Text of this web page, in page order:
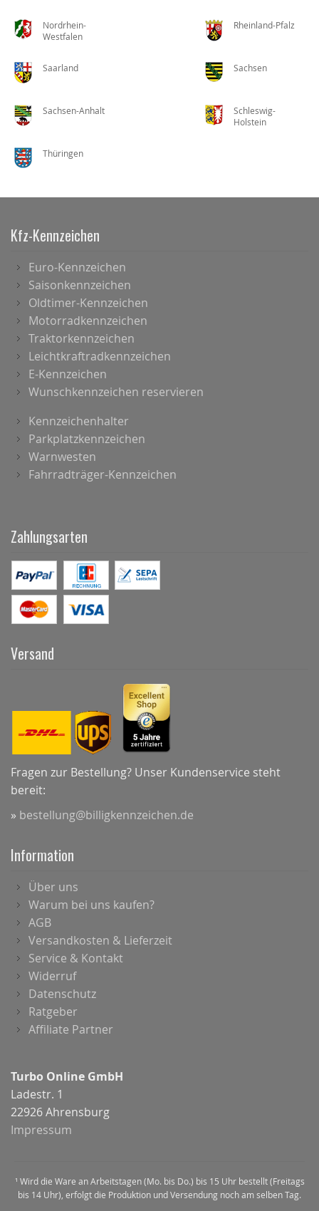
Nordrhein-
Westfalen
Rheinland-Pfalz
Saarland Sachsen
Sachsen-Anhalt
Schleswig-
Holstein
Thüringen
Kfz-Kennzeichen
Euro-Kennzeichen
Saisonkennzeichen
Oldtimer-Kennzeichen
Motorradkennzeichen
Traktorkennzeichen
Leichtkraftradkennzeichen
E-Kennzeichen
Wunschkennzeichen reservieren
Kennzeichenhalter
Parkplatzkennzeichen
Warnwesten
Fahrradträger-Kennzeichen
Zahlungsarten
Versand
Fragen zur Bestellung? Unser Kundenservice steht
bereit:
» bestellung@billigkennzeichen.de
Information
Über uns
Warum bei uns kaufen?
AGB
Versandkosten & Lieferzeit
Service & Kontakt
Widerruf
Datenschutz
Ratgeber
Affiliate Partner
Turbo Online GmbH
Ladestr. 1
22926 Ahrensburg
Impressum
¹ Wird die Ware an Arbeitstagen (Mo. bis Do.) bis 15 Uhr bestellt (Freitags
bis 14 Uhr), erfolgt die Produktion und Versendung noch am selben Tag.